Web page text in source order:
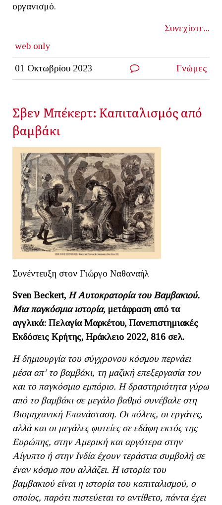
οργανισμό.
Συνεχίστε...
web only
01 Οκτωβρίου 2023 Γνώμες
Σβεν Μπέκερτ: Καπιταλισμός από
βαμβάκι
Συνέντευξη στον Γιώργο Ναθαναήλ
Sven Beckert, HΑυτοκρατορία του Βαμβακιού.
Μια παγκόσμια ιστορία, μετάφραση από τα
αγγλικά: Πελαγία Μαρκέτου, Πανεπιστημιακές
Εκδόσεις Κρήτης, Ηράκλειο 2022, 816 σελ.
Η δημιουργία του σύγχρονου κόσμου περνάει
μέσα απ’ το βαμβάκι, τη μαζική επεξεργασία του
και το παγκόσμιο εμπόριο. Η δραστηριότητα γύρω
από το βαμβάκι σε μεγάλο βαθμό συνέβαλε στη
Βιομηχανική Επανάσταση. Οι πόλεις, οι εργάτες,
αλλά και οι μεγάλες φυτείες σε εδάφη εκτός της
Ευρώπης, στην Αμερική και αργότερα στην
Αίγυπτο ή στην Ινδία έχουν τεράστια συμβολή σε
έναν κόσμο που αλλάζει. Η ιστορία του
βαμβακιού είναι η ιστορία του καπιταλισμού, ο
οποίος, παρότι πιστεύεται το αντίθετο, πάντα έχει